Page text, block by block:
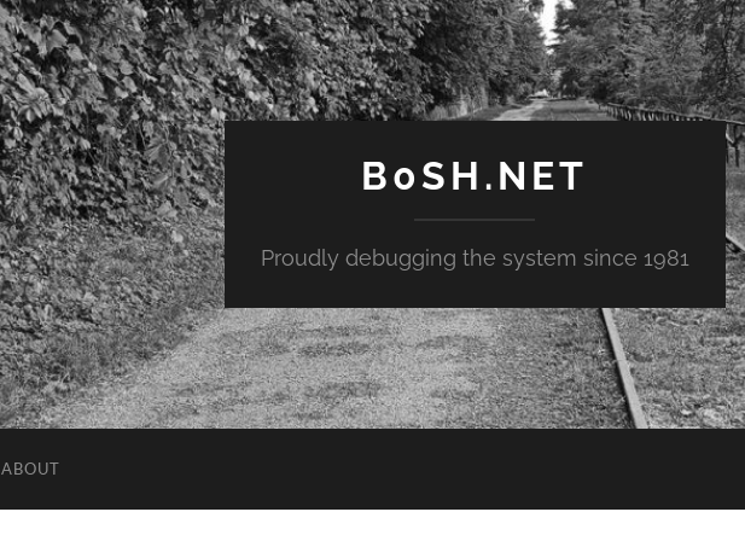
B0SH.NET
Proudly debugging the system since 1981
ABOUT